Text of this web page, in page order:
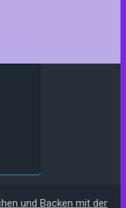
und Backen mit der